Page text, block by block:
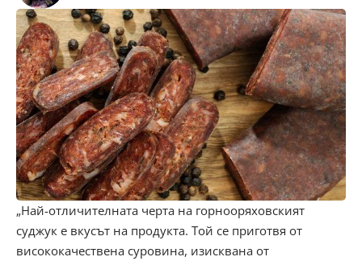
„Най-отличителната черта на горнооряховският
суджук е вкусът на продукта. Той се приготвя от
висококачествена суровина, изисквана от